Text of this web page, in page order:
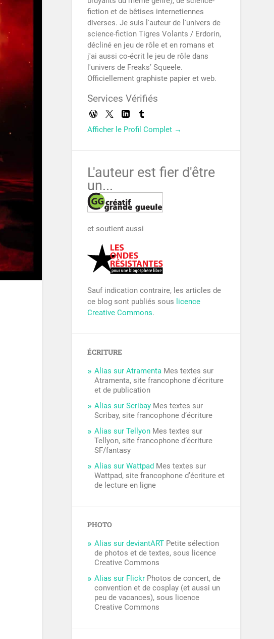
fiction et de bêtises internetiennes
diverses. Je suis l'auteur de l'univers de
science-fiction Tigres Volants / Erdorin,
décliné en jeu de rôle et en romans et
j'ai aussi co-écrit le jeu de rôle dans
l'univers de Freaks’ Squeele.
Officiellement graphiste papier et web.
Services Vérifiés
Afficher le Profil Complet →
L'auteur est fier d'être
un...
et soutient aussi
Sauf indication contraire, les articles de
ce blog sont publiés sous licence
Creative Commons.
ÉCRITURE
Alias sur Atramenta Mes textes sur
Atramenta, site francophone d’écriture
et de publication
Alias sur Scribay Mes textes sur
Scribay, site francophone d’écriture
Alias sur Tellyon Mes textes sur
Tellyon, site francophone d’écriture
SF/fantasy
Alias sur Wattpad Mes textes sur
Wattpad, site francophone d’écriture et
de lecture en ligne
PHOTO
Alias sur deviantART Petite sélection
de photos et de textes, sous licence
Creative Commons
Alias sur Flickr Photos de concert, de
convention et de cosplay (et aussi un
peu de vacances), sous licence
Creative Commons